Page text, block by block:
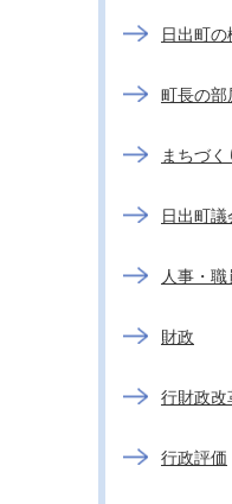
日出町の
町長の部
まちづく
日出町議
人事・
財政
行財政改
行政評価